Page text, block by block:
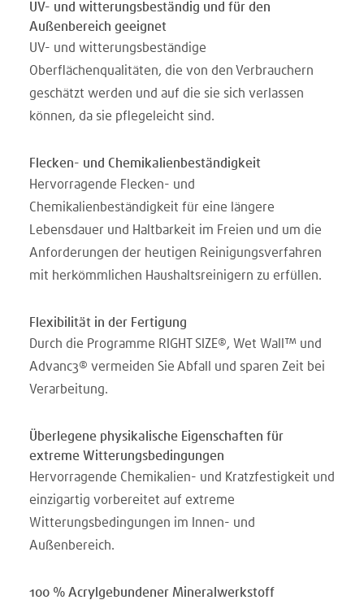
UV- und witterungsbeständig und für den
Außenbereich geeignet
UV- und witterungsbeständige
Oberflächenqualitäten, die von den Verbrauchern
geschätzt werden und auf die sie sich verlassen
können, da sie pflegeleicht sind.
Flecken- und Chemikalienbeständigkeit
Hervorragende Flecken- und
Chemikalienbeständigkeit für eine längere
Lebensdauer und Haltbarkeit im Freien und um die
Anforderungen der heutigen Reinigungsverfahren
mit herkömmlichen Haushaltsreinigern zu erfüllen.
Flexibilität in der Fertigung
Durch die Programme RIGHT SIZE®, Wet Wall™ und
Advanc3® vermeiden Sie Abfall und sparen Zeit bei
Verarbeitung.
Überlegene physikalische Eigenschaften für
extreme Witterungsbedingungen
Hervorragende Chemikalien- und Kratzfestigkeit und
einzigartig vorbereitet auf extreme
Witterungsbedingungen im Innen- und
Außenbereich.
100 % Acrylgebundener Mineralwerkstoff